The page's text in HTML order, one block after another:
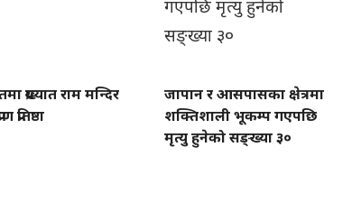
प्रख्यात राम मन्दिर
प्रतिष्ठा
जापान र आसपासका क्षेत्रमा
शक्तिशाली भूकम्प गएपछि
मृत्यु हुनेको सङ्ख्या ३०